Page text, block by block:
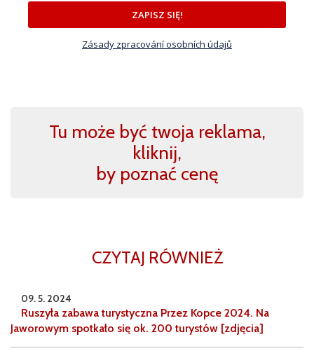
ZAPISZ SIĘ!
Zásady zpracování osobních údajů
Tu może być twoja reklama,
kliknij,
by poznać cenę
CZYTAJ RÓWNIEŻ
09. 5. 2024
Ruszyła zabawa turystyczna Przez Kopce 2024. Na
Jaworowym spotkało się ok. 200 turystów [zdjęcia]